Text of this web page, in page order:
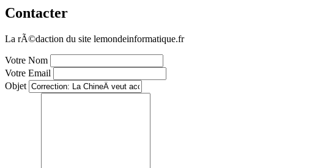
Contacter
La rÃ©daction du site lemondeinformatique.fr
Votre Nom
Votre Email
Objet